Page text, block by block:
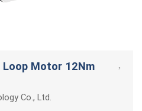
Motor 12Nm
Co., Ltd.